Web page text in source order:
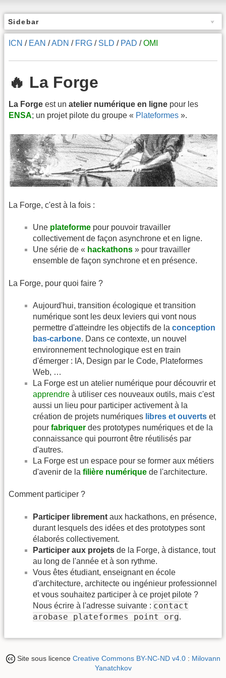
Sidebar
ICN / EAN /ADN / FRG / SLD / PAD /OMI
🔥 La Forge
La Forge est un atelier numérique en ligne pour les
ENSA; un projet pilote du groupe « Plateformes ».
La Forge, c'est à la fois :
Une plateforme pour pouvoir travailler
collectivement de façon asynchrone et en ligne.
Une série de « hackathons » pour travailler
ensemble de façon synchrone et en présence.
La Forge, pour quoi faire ?
Aujourd'hui, transition écologique et transition
numérique sont les deux leviers qui vont nous
permettre d'atteindre les objectifs de la conception
bas-carbone. Dans ce contexte, un nouvel
environnement technologique est en train
d'émerger : IA, Design par le Code, Plateformes
Web, …
La Forge est un atelier numérique pour découvrir et
apprendre à utiliser ces nouveaux outils, mais c'est
aussi un lieu pour participer activement à la
création de projets numériques libres et ouverts et
pour fabriquer des prototypes numériques et de la
connaissance qui pourront être réutilisés par
d'autres.
La Forge est un espace pour se former aux métiers
d'avenir de la filière numérique de l'architecture.
Comment participer ?
Participer librement aux hackathons, en présence,
durant lesquels des idées et des prototypes sont
élaborés collectivement.
Participer aux projets de la Forge, à distance, tout
au long de l'année et à son rythme.
Vous êtes étudiant, enseignant en école
d'architecture, architecte ou ingénieur professionnel
et vous souhaitez participer à ce projet pilote ?
Nous écrire à l'adresse suivante : contact
arobase plateformes point org.
Site sous licence Creative Commons BY-NC-ND v4.0: Milovann
Yanatchkov